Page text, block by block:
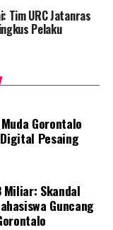
turut
Bencana
standar
ibu hamil
Profesi
krusial
Kematian Ibu
Tim URC Jatanras
Pelaku
Gorontalo
Pesaing
Miliar: Skandal
Guncang